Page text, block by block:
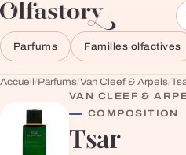
Aller au contenu
Parfums Familles olfactives
Accueil/Parfums/Van Cleef & Arpels/
VAN CLEEF &
COMPOSITION
Tsar